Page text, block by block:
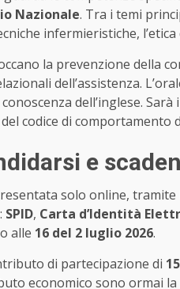
Nazionale. Tra i temi
infermieristiche,
la prevenzione della
dell’assistenza.
dell’inglese.
codice di comportamento
e
solo online,
SPID, Carta d’Identità
alle 16 del 2 luglio 2026.
di partecipazione di
economico sono ormai